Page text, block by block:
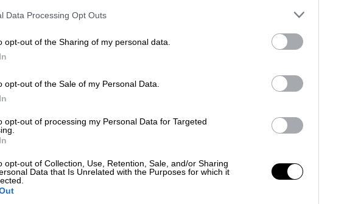
Data Processing Opt Outs
opt-out of the Sharing of my personal data.
opt-out of the Sale of my Personal Data.
opt-out of processing my Personal Data for Targeted
opt-out of Collection, Use, Retention, Sale, and/or Sharing
Data that Is Unrelated with the Purposes for which it
βάσεις, ότι οι επιτυχόντες
Εγραψαν μόνο το... όνομά τους
στα πανεπιστήμια
Πανελλαδικές, ο οποίος πήρε μόνο
625 μόρια αλλά «μπήκε» στο τμήμα